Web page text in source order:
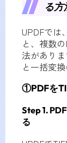
る方
UPDFでは
と、複数
法があり
と一括変
①PDFを
Step 1.
る